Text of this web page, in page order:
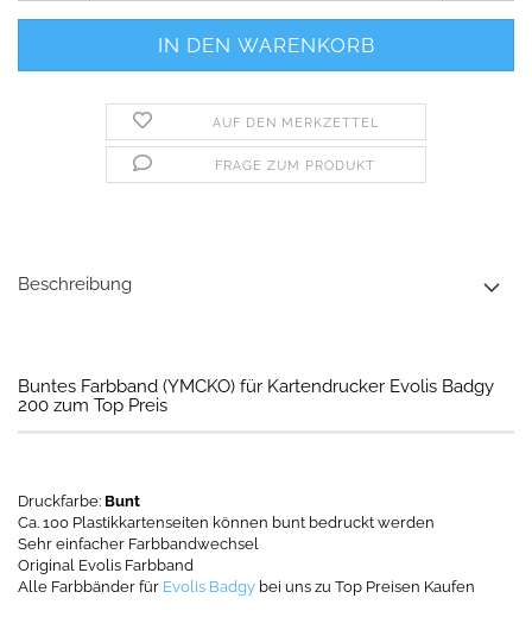
AUF DEN MERKZETTEL
FRAGE ZUM PRODUKT
Beschreibung
Buntes Farbband (YMCKO) für Kartendrucker Evolis Badgy
200 zum Top Preis
Druckfarbe: Bunt
Ca. 100 Plastikkartenseiten können bunt bedruckt werden
Sehr einfacher Farbbandwechsel
Original Evolis Farbband
Alle Farbbänder für Evolis Badgy bei uns zu Top Preisen Kaufen